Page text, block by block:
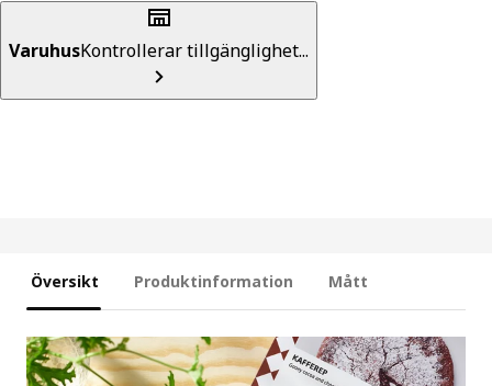
VaruhusKontrollerar tillgänglighet...
Översikt Produktinformation Mått